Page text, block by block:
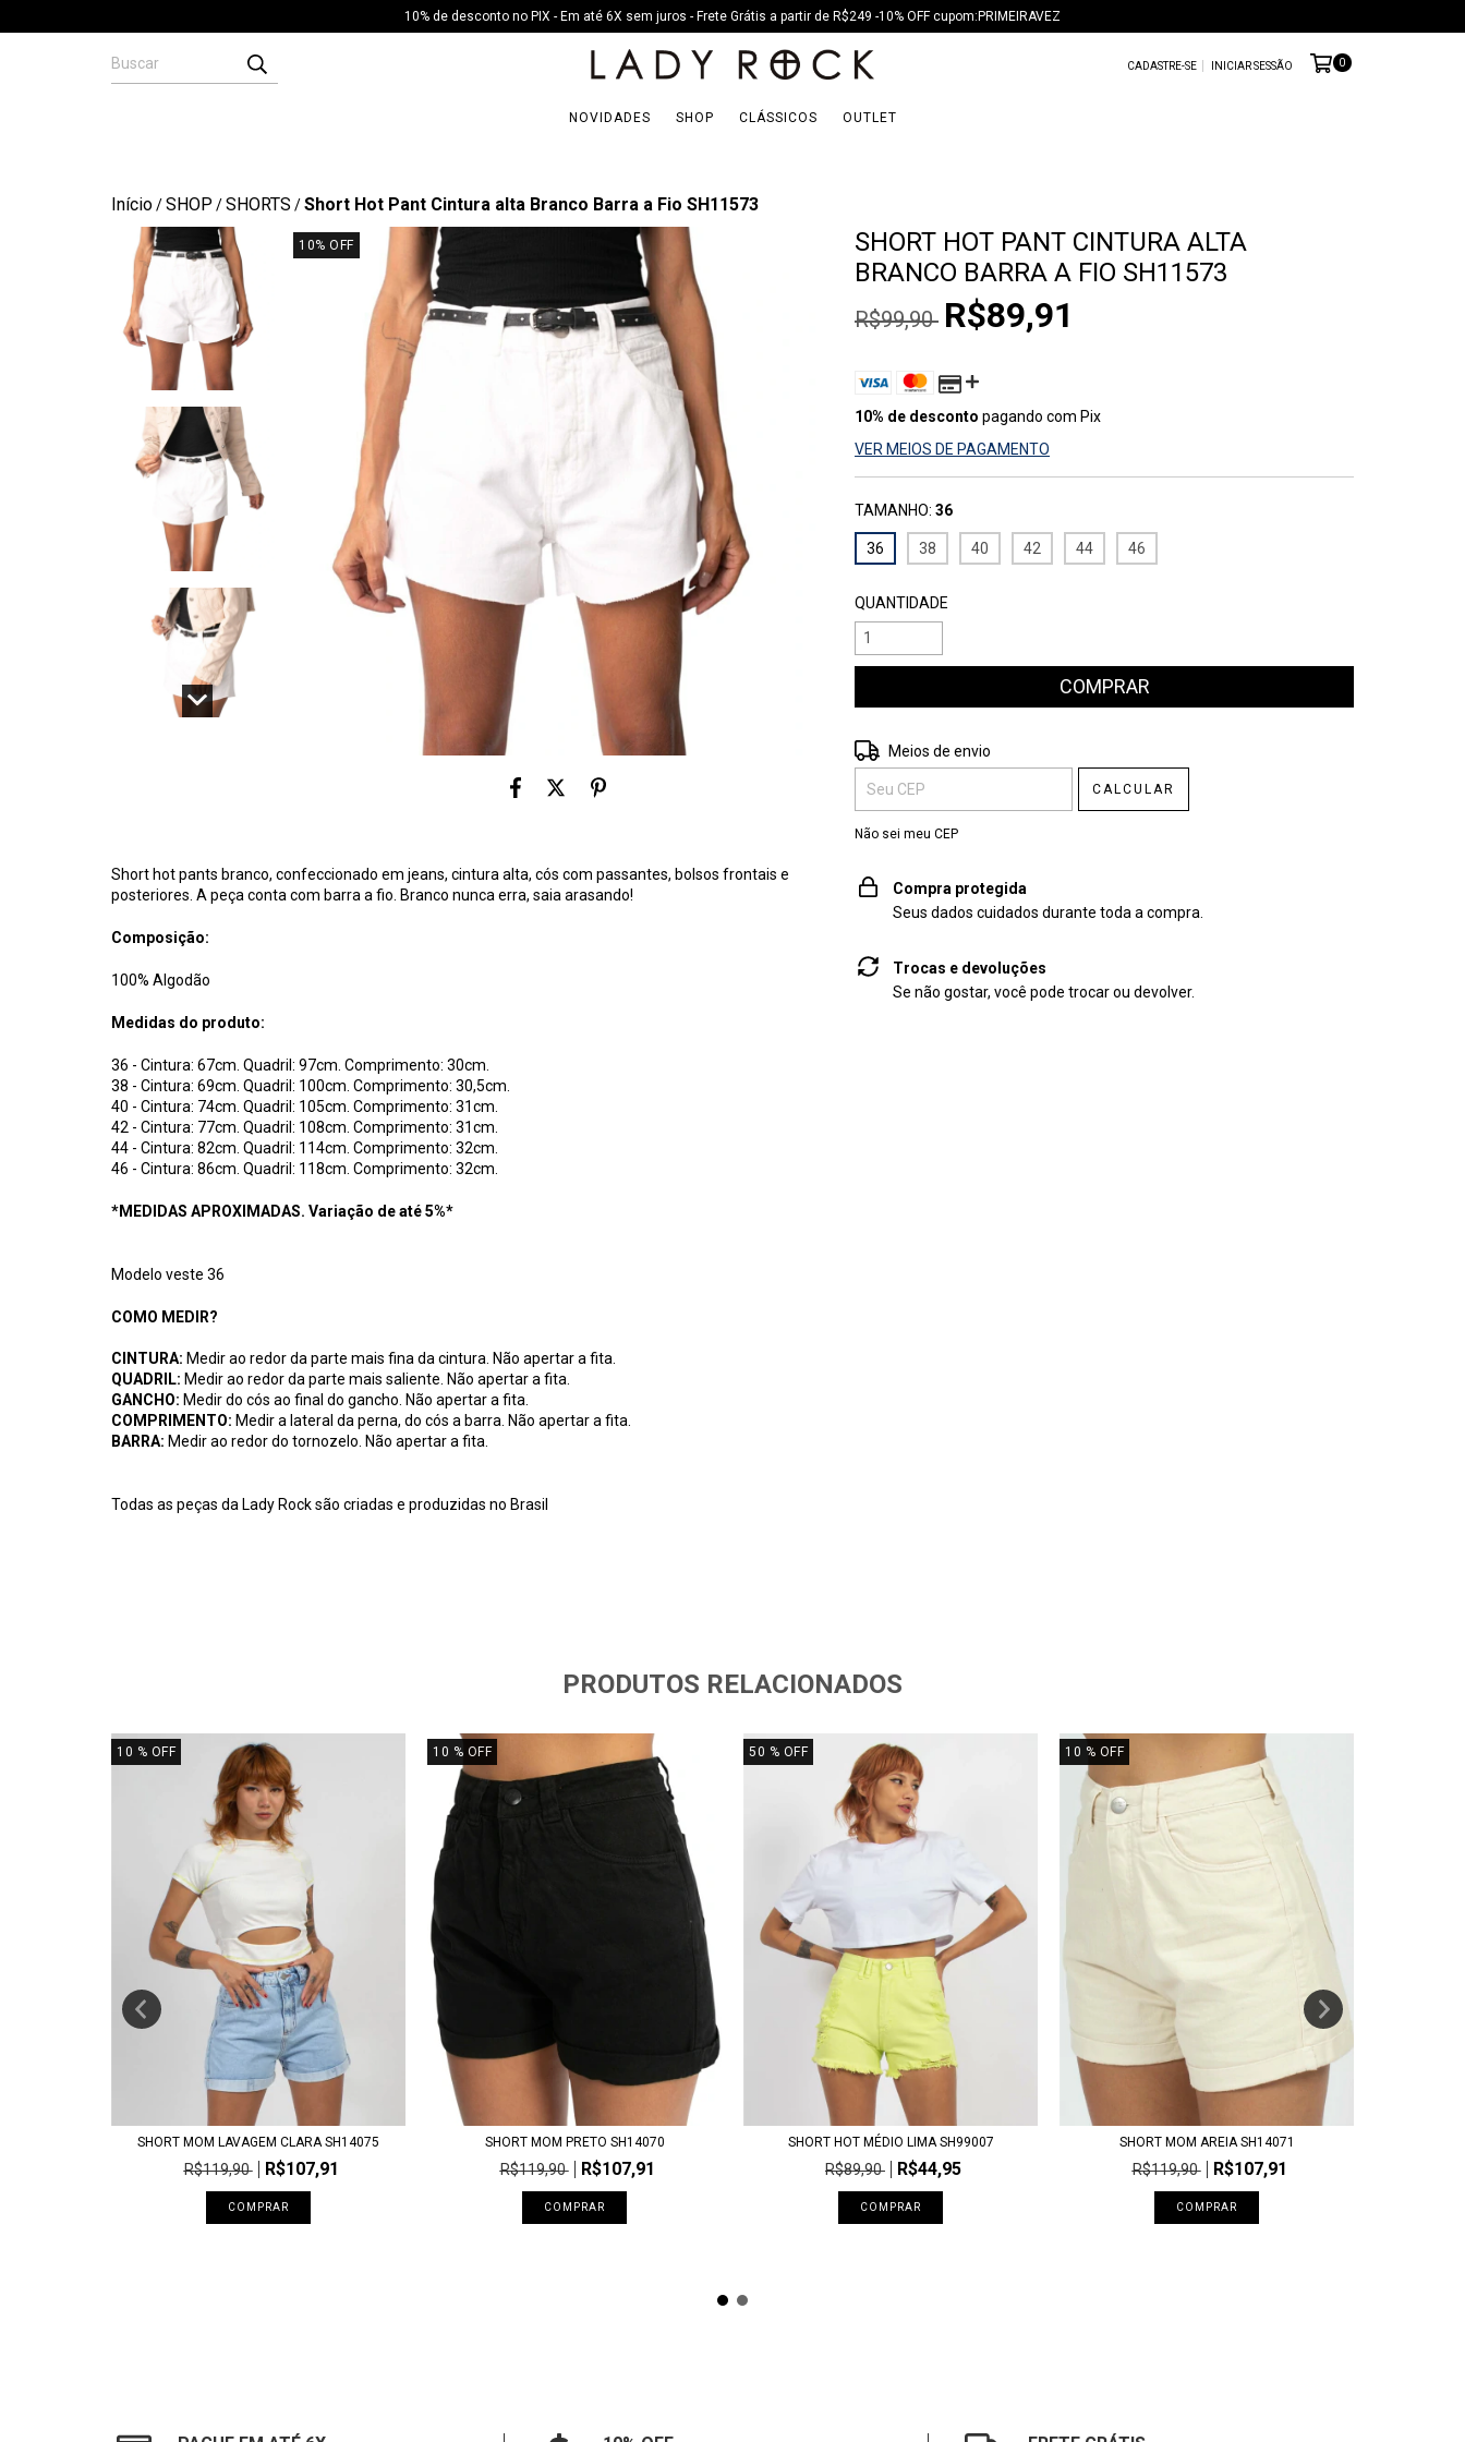
10% de desconto no PIX - Em até 6X sem juros - Frete Grátis a partir de R$249 -10% OFF cupom:PRIMEIRAVEZ
CADASTRE-SE INICIAR SESSÃO 0
NOVIDADES SHOP CLÁSSICOS OUTLET
Início/SHOP /SHORTS /Short Hot Pant Cintura alta Branco Barra a Fio SH11573
10% OFF
Short hot pants branco, confeccionado em jeans, cintura alta, cós com passantes, bolsos frontais e
posteriores. A peça conta com barra a fio. Branco nunca erra, saia arasando!
Composição:
100% Algodão
Medidas do produto:
36 - Cintura: 67cm. Quadril: 97cm. Comprimento: 30cm.
38 - Cintura: 69cm. Quadril: 100cm. Comprimento: 30,5cm.
40 - Cintura: 74cm. Quadril: 105cm. Comprimento: 31cm.
42 - Cintura: 77cm. Quadril: 108cm. Comprimento: 31cm.
44 - Cintura: 82cm. Quadril: 114cm. Comprimento: 32cm.
46 - Cintura: 86cm. Quadril: 118cm. Comprimento: 32cm.
*MEDIDAS APROXIMADAS. Variação de até 5%*
Modelo veste 36
COMO MEDIR?
CINTURA: Medir ao redor da parte mais fina da cintura. Não apertar a fita.
QUADRIL: Medir ao redor da parte mais saliente. Não apertar a fita.
GANCHO: Medir do cós ao final do gancho. Não apertar a fita.
COMPRIMENTO: Medir a lateral da perna, do cós a barra. Não apertar a fita.
BARRA: Medir ao redor do tornozelo. Não apertar a fita.
Todas as peças da Lady Rock são criadas e produzidas no Brasil
SHORT HOT PANT CINTURA ALTA
BRANCO BARRA A FIO SH11573
R$99,90 R$89,91
10% de desconto pagando com Pix
VER MEIOS DE PAGAMENTO
TAMANHO: 36
36 38 40 42 44 46
QUANTIDADE
Entregas para o CEP:
Meios de envio
CALCULAR
Não sei meu CEP
Compra protegida
Seus dados cuidados durante toda a compra.
Trocas e devoluções
Se não gostar, você pode trocar ou devolver.
PRODUTOS RELACIONADOS
10 % OFF
SHORT MOM LAVAGEM CLARA SH14075
R$119,90 R$107,91
COMPRAR
10 % OFF
SHORT MOM PRETO SH14070
R$119,90 R$107,91
COMPRAR
50 % OFF
SHORT HOT MÉDIO LIMA SH99007
R$89,90 R$44,95
COMPRAR
10 % OFF
SHORT MOM AREIA SH14071
R$119,90 R$107,91
COMPRAR